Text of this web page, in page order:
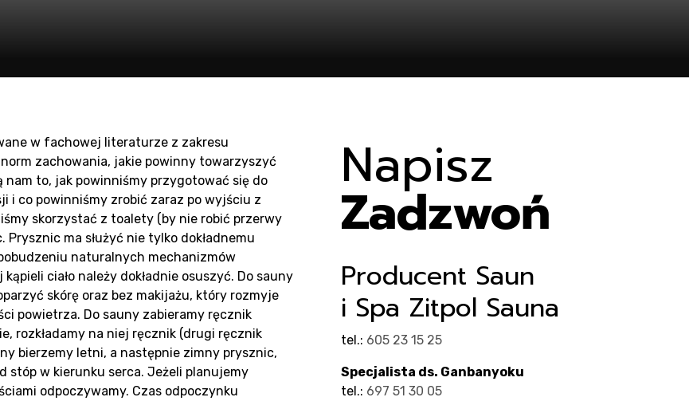
w fachowej literaturze z zakresu
zachowania, jakie powinny towarzyszyć
to, jak powinniśmy przygotować się do
i co powinniśmy zrobić zaraz po wyjściu z
skorzystać z toalety (by nie robić przerwy
ma służyć nie tylko dokładnemu
naturalnych mechanizmów
ciało należy dokładnie osuszyć. Do sauny
skórę oraz bez makijażu, który rozmyje
powietrza. Do sauny zabieramy ręcznik
rozkładamy na niej ręcznik (drugi ręcznik
bierzemy letni, a następnie zimny prysznic,
stóp w kierunku serca. Jeżeli planujemy
odpoczywamy. Czas odpoczynku
Napisz
Zadzwoń
Producent Saun
i Spa Zitpol Sauna
tel.: 605 23 15 25
Specjalista ds. Ganbanyoku
tel.: 697 51 30 05